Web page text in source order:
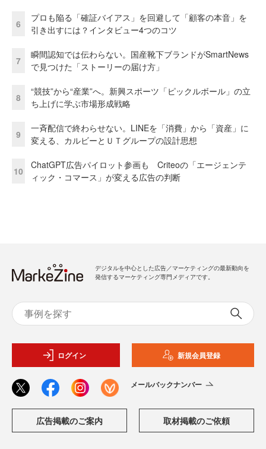
6
プロも陥る「確証バイアス」を回避して「顧客の本音」を
引き出すには？インタビュー4つのコツ
7
瞬間認知では伝わらない。国産靴下ブランドがSmartNews
で見つけた「ストーリーの届け方」
8
“競技”から“産業”へ。新興スポーツ「ピックルボール」の立
ち上げに学ぶ市場形成戦略
9
一斉配信で終わらせない。LINEを「消費」から「資産」に
変える、カルビーとＵＴグループの設計思想
10
ChatGPT広告パイロット参画も Criteoの「エージェンテ
ィック・コマース」が変える広告の判断
デジタルを中心とした広告／マーケティングの最新動向を
発信するマーケティング専門メディアです。
ログイン 新規会員登録
メールバックナンバー
広告掲載のご案内 取材掲載のご依頼